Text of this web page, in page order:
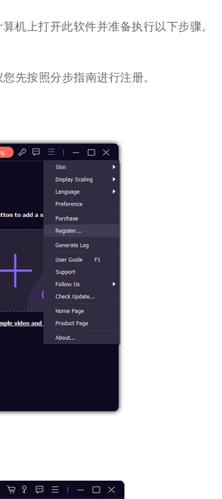
机上打开此软件并准备执行以下步骤。
先按照分步指南进行注册。